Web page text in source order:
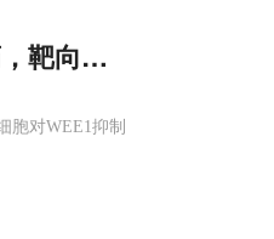
靶向抑制WEE
胞对WEE1抑制